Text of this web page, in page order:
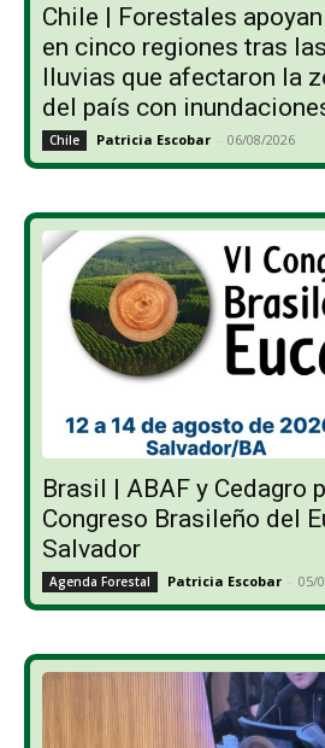
Chile | Forestales
en cinco regiones tras
lluvias que afectaron la
del país con
Chile Patricia Escobar - 06/08/2026
Brasil | ABAF y Cedagro
Congreso Brasileño del
Salvador
Agenda Forestal Patricia Escobar - 05/